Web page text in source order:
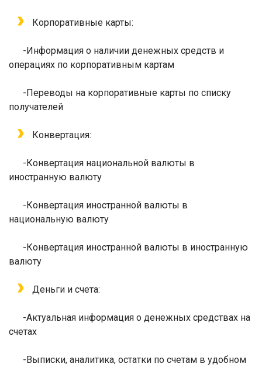
Корпоративные карты:
-Информация о наличии денежных средств и
операциях по корпоративным картам
-Переводы на корпоративные карты по списку
получателей
Конвертация:
-Конвертация национальной валюты в
иностранную валюту
-Конвертация иностранной валюты в
национальную валюту
-Конвертация иностранной валюты в иностранную
валюту
Деньги и счета:
-Актуальная информация о денежных средствах на
счетах
-Выписки, аналитика, остатки по счетам в удобном